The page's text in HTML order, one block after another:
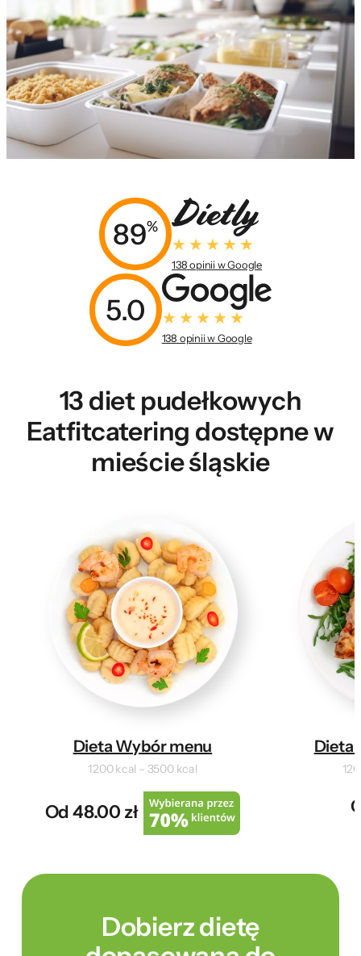
89%
138 opinii w Google
5.0
138 opinii w Google
13 diet pudełkowych
Eatfitcatering dostępne w
mieście śląskie
Dieta Wybór menu
1200 kcal – 3500 kcal
Od 48.00 zł
Dieta
Dobierz dietę